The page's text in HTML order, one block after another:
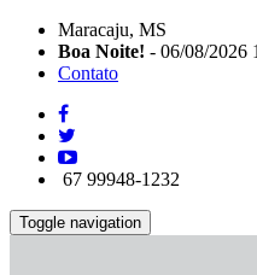
Maracaju, MS
Boa Noite! - 06/08/2026
Contato
67 99948-1232
Toggle navigation